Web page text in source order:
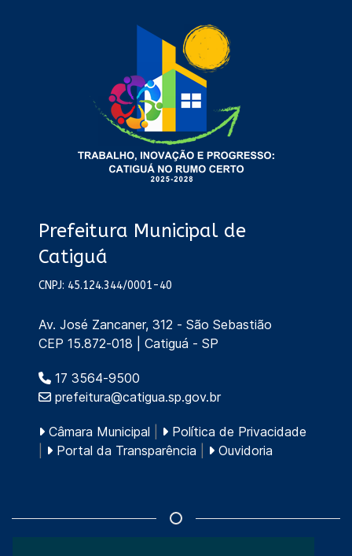
Prefeitura Municipal de
Catiguá
CNPJ: 45.124.344/0001-40
Av. José Zancaner, 312 - São Sebastião
CEP 15.872-018 | Catiguá - SP
17 3564-9500
prefeitura@catigua.sp.gov.br
Câmara Municipal
Política de Privacidade
Portal da Transparência Ouvidoria